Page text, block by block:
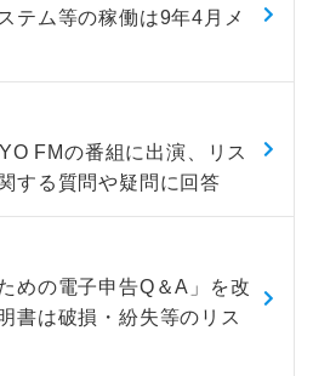
テム等の稼働は9年4月メ
FMの番組に出演、リス
する質問や疑問に回答
めの電子申告Q＆A」を改
書は破損・紛失等のリス